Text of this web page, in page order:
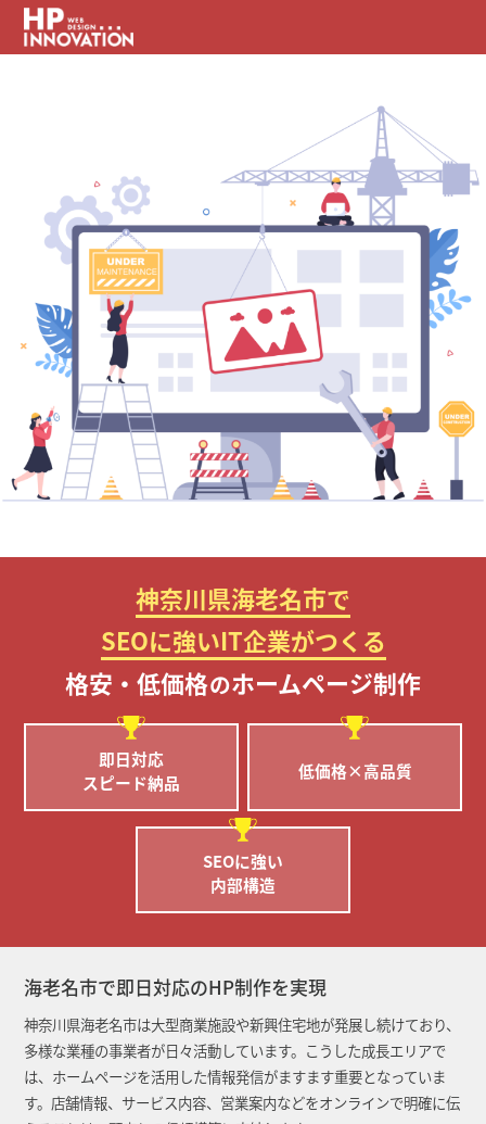
神奈川県海老名市で
SEOに強いIT企業がつくる
格安・低価格のホームページ制作
即日対応
スピード納品
低価格×高品質
SEOに強い
内部構造
海老名市で即日対応のHP制作を実現
神奈川県海老名市は大型商業施設や新興住宅地が発展し続けており、
多様な業種の事業者が日々活動しています。こうした成長エリアで
は、ホームページを活用した情報発信がますます重要となっていま
す。店舗情報、サービス内容、営業案内などをオンラインで明確に伝